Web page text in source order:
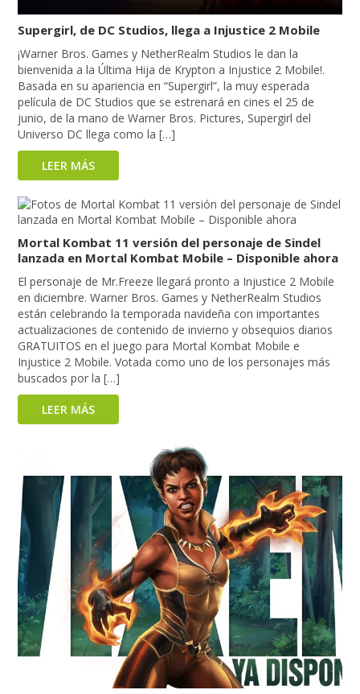
Supergirl, de DC Studios, llega a Injustice 2 Mobile
¡Warner Bros. Games y NetherRealm Studios le dan la
bienvenida a la Última Hija de Krypton a Injustice 2 Mobile!.
Basada en su apariencia en “Supergirl”, la muy esperada
película de DC Studios que se estrenará en cines el 25 de
junio, de la mano de Warner Bros. Pictures, Supergirl del
Universo DC llega como la […]
LEER MÁS
Mortal Kombat 11 versión del personaje de Sindel
lanzada en Mortal Kombat Mobile – Disponible ahora
El personaje de Mr.Freeze llegará pronto a Injustice 2 Mobile
en diciembre. Warner Bros. Games y NetherRealm Studios
están celebrando la temporada navideña con importantes
actualizaciones de contenido de invierno y obsequios diarios
GRATUITOS en el juego para Mortal Kombat Mobile e
Injustice 2 Mobile. Votada como uno de los personajes más
buscados por la […]
LEER MÁS